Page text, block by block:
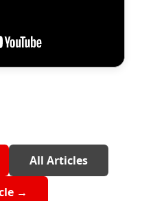
All Articles
→